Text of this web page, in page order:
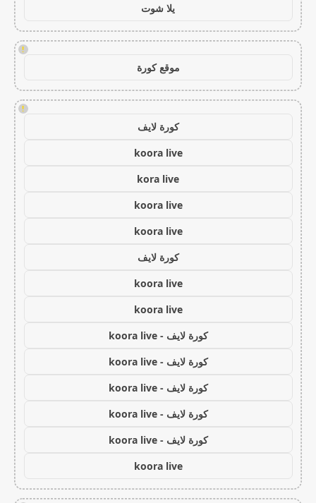
يلا شوت
!
موقع كورة
!
كورة لايف
koora live
kora live
koora live
koora live
كورة لايف
koora live
koora live
كورة لايف - koora live
كورة لايف - koora live
كورة لايف - koora live
كورة لايف - koora live
كورة لايف - koora live
koora live